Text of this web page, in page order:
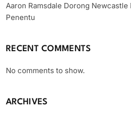
Aaron Ramsdale Dorong Newcastle
Penentu
RECENT COMMENTS
No comments to show.
ARCHIVES